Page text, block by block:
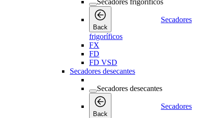
Secadores frigoríficos
Back
Secadores
frigoríficos
FX
FD
FD VSD
Secadores desecantes
Secadores desecantes
Back
Secadores